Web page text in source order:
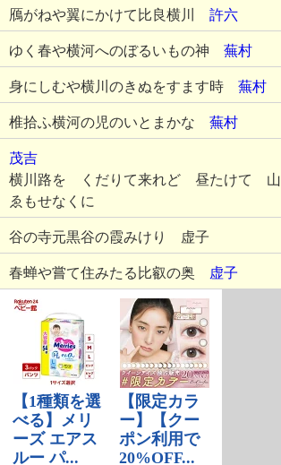
鴈がねや翼にかけて比良横川 許六
ゆく春や横河へのぼるいもの神 蕪村
身にしむや横川のきぬをすます時 蕪村
椎拾ふ横河の児のいとまかな 蕪村
茂吉
横川路を くだりて来れど 昼たけて 山
ゑもせなくに
谷の寺元黒谷の霞みけり 虚子
春蝉や嘗て住みたる比叡の奥 虚子